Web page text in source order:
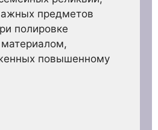
предметов
полировке
повышенному